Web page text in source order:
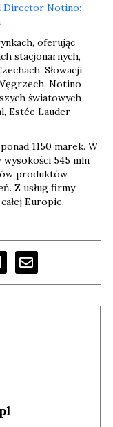
Director Notino:
oferując
stacjonarnych,
Słowacji,
Notino
światowych
Estée Lauder
1150 marek. W
545 mln
produktów
Z usług firmy
Europie.